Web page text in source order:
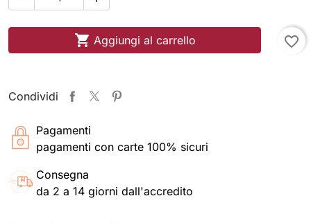
 Aggiungi al carrello favorite_border
Condividi
Pagamenti
pagamenti con carte 100% sicuri
Consegna
da 2 a 14 giorni dall'accredito